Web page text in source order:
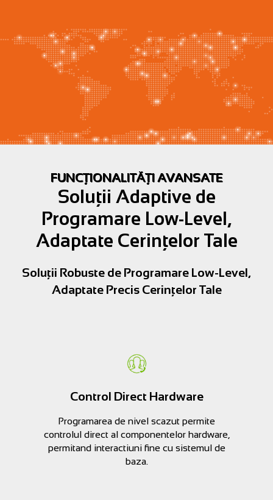
FUNCȚIONALITĂȚI AVANSATE
Soluții Adaptive de
Programare Low-Level,
Adaptate Cerințelor Tale
Soluții Robuste de Programare Low-Level,
Adaptate Precis Cerințelor Tale
Control Direct Hardware
Programarea de nivel scazut permite
controlul direct al componentelor hardware,
permitand interactiuni fine cu sistemul de
baza.